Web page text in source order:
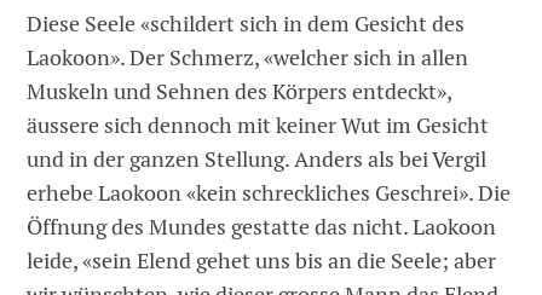
Diese Seele «schildert sich in dem Gesicht des
Laokoon». Der Schmerz, «welcher sich in allen
Muskeln und Sehnen des Körpers entdeckt»,
äussere sich dennoch mit keiner Wut im Gesicht
und in der ganzen Stellung. Anders als bei Vergil
erhebe Laokoon «kein schreckliches Geschrei». Die
Öffnung des Mundes gestatte das nicht. Laokoon
leide, «sein Elend gehet uns bis an die Seele; aber